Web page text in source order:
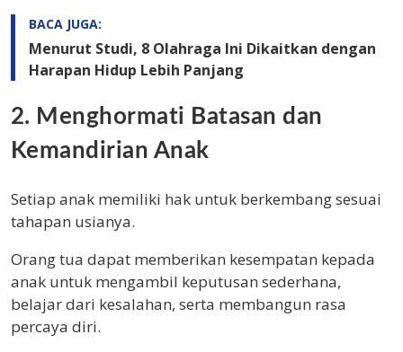
BACA JUGA:
Menurut Studi, 8 Olahraga Ini Dikaitkan dengan
Harapan Hidup Lebih Panjang
2. Menghormati Batasan dan
Kemandirian Anak
Setiap anak memiliki hak untuk berkembang sesuai
tahapan usianya.
Orang tua dapat memberikan kesempatan kepada
anak untuk mengambil keputusan sederhana,
belajar dari kesalahan, serta membangun rasa
percaya diri.